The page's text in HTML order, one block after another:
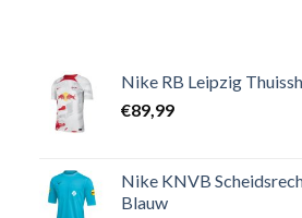
Nike RB Leipzig
€89,99
Nike KNVB
Blauw